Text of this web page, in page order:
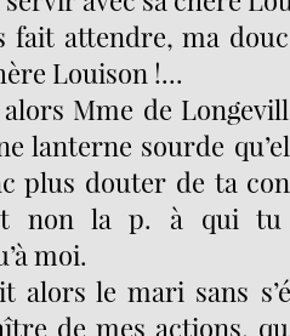
fait attendre, ma
Louison !...
Mme de
lanterne sourde
plus douter de ta
non la p. à qui tu
moi.
alors le mari sans
de mes actions,